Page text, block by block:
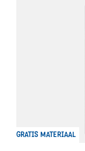
GRATIS MATERIAAL